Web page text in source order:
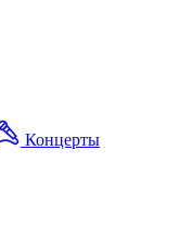
Концерты